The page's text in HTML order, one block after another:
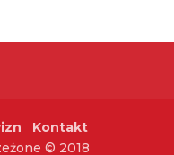
Kontakt
© 2018